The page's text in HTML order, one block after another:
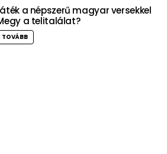
a népszerű magyar versekkel
a telitalálat?
TOVÁBB